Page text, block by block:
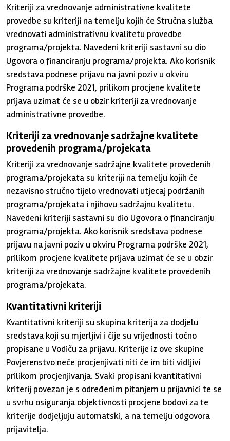
Kriteriji za vrednovanje administrativne kvalitete
provedbe su kriteriji na temelju kojih će Stručna služba
vrednovati administrativnu kvalitetu provedbe
programa/projekta. Navedeni kriteriji sastavni su dio
Ugovora o financiranju programa/projekta. Ako korisnik
sredstava podnese prijavu na javni poziv u okviru
Programa podrške 2021, prilikom procjene kvalitete
prijava uzimat će se u obzir kriteriji za vrednovanje
administrativne provedbe.
Kriteriji za vrednovanje sadržajne kvalitete
provedenih programa/projekata
Kriteriji za vrednovanje sadržajne kvalitete provedenih
programa/projekata su kriteriji na temelju kojih će
nezavisno stručno tijelo vrednovati utjecaj podržanih
programa/projekata i njihovu sadržajnu kvalitetu.
Navedeni kriteriji sastavni su dio Ugovora o financiranju
programa/projekta. Ako korisnik sredstava podnese
prijavu na javni poziv u okviru Programa podrške 2021,
prilikom procjene kvalitete prijava uzimat će se u obzir
kriteriji za vrednovanje sadržajne kvalitete provedenih
programa/projekata.
Kvantitativni kriteriji
Kvantitativni kriteriji su skupina kriterija za dodjelu
sredstava koji su mjerljivi i čije su vrijednosti točno
propisane u Vodiču za prijavu. Kriterije iz ove skupine
Povjerenstvo neće procjenjivati niti će im biti vidljivi
prilikom procjenjivanja. Svaki propisani kvantitativni
kriterij povezan je s određenim pitanjem u prijavnici te se
u svrhu osiguranja objektivnosti procjene bodovi za te
kriterije dodjeljuju automatski, a na temelju odgovora
prijavitelja.